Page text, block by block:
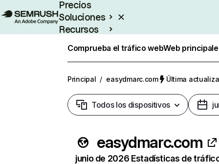
Precios
Soluciones
Recursos
Comprueba el tráfico webWeb
Principal / easydmarc.com Última
Todos los dispositivos
easydmarc.com
junio de 2026 Estadísticas de